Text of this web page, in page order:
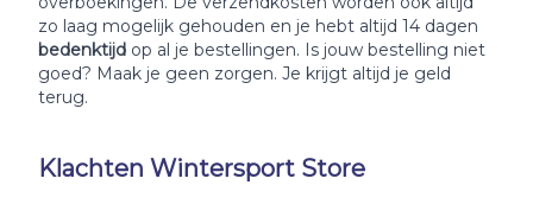
zo laag mogelijk gehouden en je hebt altijd 14 dagen
bedenktijd op al je bestellingen. Is jouw bestelling niet
goed? Maak je geen zorgen. Je krijgt altijd je geld
terug.
Klachten Wintersport Store